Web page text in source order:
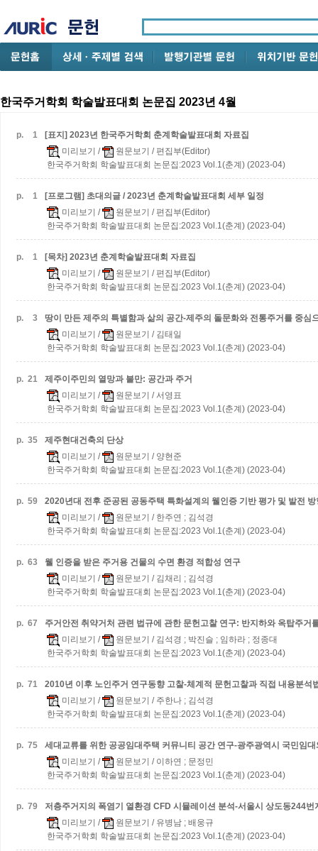
한국주거학회 학술발표대회 논문집 2023년 4월
p. 1
[표지] 2023년 한국주거학회 춘계학술발표대회 자료집
미리보기 / 원문보기 / 편집부(Editor)
한국주거학회 학술발표대회 논문집:2023 Vol.1(춘계) (2023-04)
p. 1
[프로그램] 초대의글 / 2023년 춘계학술발표대회 세부 일정
미리보기 / 원문보기 / 편집부(Editor)
한국주거학회 학술발표대회 논문집:2023 Vol.1(춘계) (2023-04)
p. 1
[목차] 2023년 춘계학술발표대회 자료집
미리보기 / 원문보기 / 편집부(Editor)
한국주거학회 학술발표대회 논문집:2023 Vol.1(춘계) (2023-04)
p. 3
땅이 만든 제주의 특별함과 삶의 공간-제주의 돌문화와 전통주거를 중심
미리보기 / 원문보기 / 김태일
한국주거학회 학술발표대회 논문집:2023 Vol.1(춘계) (2023-04)
p. 21
제주이주민의 열망과 불만: 공간과 주거
미리보기 / 원문보기 / 서영표
한국주거학회 학술발표대회 논문집:2023 Vol.1(춘계) (2023-04)
p. 35
제주현대건축의 단상
미리보기 / 원문보기 / 양현준
한국주거학회 학술발표대회 논문집:2023 Vol.1(춘계) (2023-04)
p. 59
2020년대 전후 준공된 공동주택 특화설계의 웰인증 기반 평가 및 발전 방
미리보기 / 원문보기 / 한주연 ; 김석경
한국주거학회 학술발표대회 논문집:2023 Vol.1(춘계) (2023-04)
p. 63
웰 인증을 받은 주거용 건물의 수면 환경 적합성 연구
미리보기 / 원문보기 / 김채리 ; 김석경
한국주거학회 학술발표대회 논문집:2023 Vol.1(춘계) (2023-04)
p. 67
주거안전 취약거처 관련 법규에 관한 문헌고찰 연구: 반지하와 옥탑주거
미리보기 / 원문보기 / 김석경 ; 박진슬 ; 임하라 ; 정종대
한국주거학회 학술발표대회 논문집:2023 Vol.1(춘계) (2023-04)
p. 71
2010년 이후 노인주거 연구동향 고찰-체계적 문헌고찰과 직접 내용분석
미리보기 / 원문보기 / 주한나 ; 김석경
한국주거학회 학술발표대회 논문집:2023 Vol.1(춘계) (2023-04)
p. 75
세대교류를 위한 공공임대주택 커뮤니티 공간 연구-광주광역시 국민임
미리보기 / 원문보기 / 이하연 ; 문정민
한국주거학회 학술발표대회 논문집:2023 Vol.1(춘계) (2023-04)
p. 79
저층주거지의 폭염기 열환경 CFD 시뮬레이션 분석-서울시 상도동244번
미리보기 / 원문보기 / 유병남 ; 배웅규
한국주거학회 학술발표대회 논문집:2023 Vol.1(춘계) (2023-04)